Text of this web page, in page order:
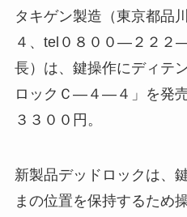
タキゲン製造（東京都
４、tel０８００―２２２
長）は、鍵操作にディテ
ロックＣ―４―４」を発
３３００円。
新製品デッドロックは、
まの位置を保持するため